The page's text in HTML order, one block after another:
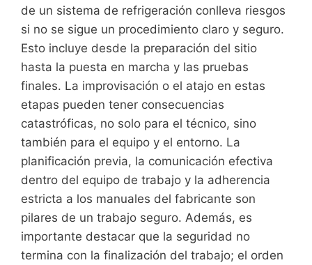
de un sistema de refrigeración conlleva riesgos
si no se sigue un procedimiento claro y seguro.
Esto incluye desde la preparación del sitio
hasta la puesta en marcha y las pruebas
finales. La improvisación o el atajo en estas
etapas pueden tener consecuencias
catastróficas, no solo para el técnico, sino
también para el equipo y el entorno. La
planificación previa, la comunicación efectiva
dentro del equipo de trabajo y la adherencia
estricta a los manuales del fabricante son
pilares de un trabajo seguro. Además, es
importante destacar que la seguridad no
termina con la finalización del trabajo; el orden